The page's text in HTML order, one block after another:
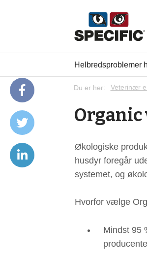
Helbredsproblemer
Du er her: Veterinær
Økologiske
husdyr foregår
systemet, og
Hvorfor vælge
Mindst 95